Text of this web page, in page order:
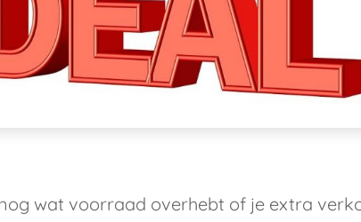
wat voorraad overhebt of je extra